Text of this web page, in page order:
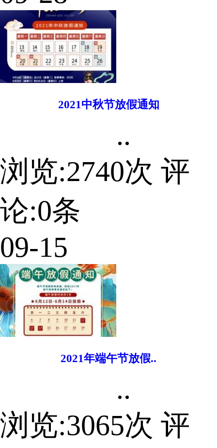
2021中秋节放假通知
..
浏览:2740次 评
论:0条
09-15
2021年端午节放假..
..
浏览:3065次 评